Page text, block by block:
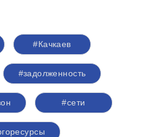
#Качкаев
#задолженность
#сети